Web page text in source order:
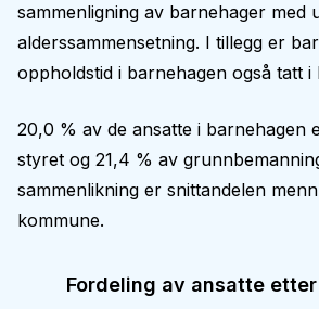
sammenligning av barnehager med
alderssammensetning. I tillegg er
oppholdstid i barnehagen også tatt i
20,0 % av de ansatte i barnehagen
styret og 21,4 % av
sammenlikning er snittandelen
kommune.
Fordeling av ansatte